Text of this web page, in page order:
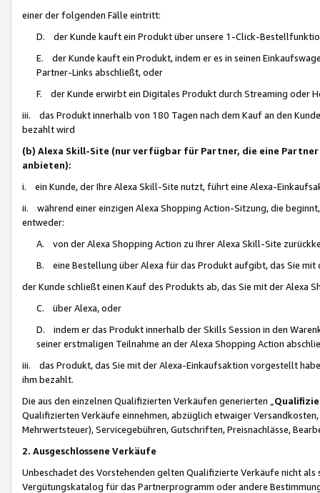
einer der folgenden Fälle eintritt:
D. der Kunde kauft ein Produkt über unsere 1-Click-
E. der Kunde kauft ein Produkt, indem er es in seinen
Partner-Links abschließt, oder
F. der Kunde erwirbt ein Digitales Produkt durch Streaming oder
iii. das Produkt innerhalb von 180 Tagen nach dem Kauf an den
bezahlt wird
(b) Alexa Skill-Site (nur verfügbar für Partner, die eine
anbieten):
i. ein Kunde, der Ihre Alexa Skill-Site nutzt, führt eine Alexa-
ii. während einer einzigen Alexa Shopping Action-Sitzung, die
entweder:
A. von der Alexa Shopping Action zu Ihrer Alexa Skill-Site
B. eine Bestellung über Alexa für das Produkt aufgibt, das Sie mit
der Kunde schließt einen Kauf des Produkts ab, das Sie mit der Alexa
C. über Alexa, oder
D. indem er das Produkt innerhalb der Skills Session in den
seiner erstmaligen Teilnahme an der Alexa Shopping Action
iii. das Produkt, das Sie mit der Alexa-Einkaufsaktion vorgestellt
ihm bezahlt.
Die aus den einzelnen Qualifizierten Verkäufen generierten „
Qualifizierten Verkäufe einnehmen, abzüglich etwaiger
Mehrwertsteuer), Servicegebühren, Gutschriften, Preisnachlässe,
2. Ausgeschlossene Verkäufe
Unbeschadet des Vorstehenden gelten Qualifizierte Verkäufe nicht
Vergütungskatalog für das Partnerprogramm oder andere